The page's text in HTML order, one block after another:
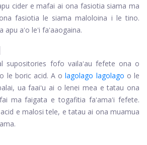
cider e mafai ai ona fasiotia siama ma
fasiotia le siama maloloina i le tino.
apu aʻo leʻi faʻaaogaina.
supositories fofo vailaʻau fefete ona o
le boric acid. A o lagolago lagolago o le
ua faaiʻu ai o lenei mea e tatau ona
ma faigata e togafitia faʻamaʻi fefete.
e malosi tele, e tatau ai ona muamua